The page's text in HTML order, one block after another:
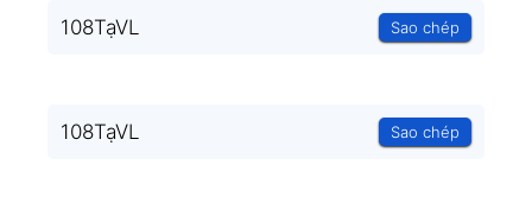
108TạVL Sao chép
108TạVL Sao chép